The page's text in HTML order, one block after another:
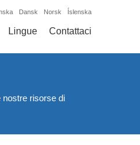
Dansk Norsk Íslenska
Lingue Contattaci
nostre risorse di